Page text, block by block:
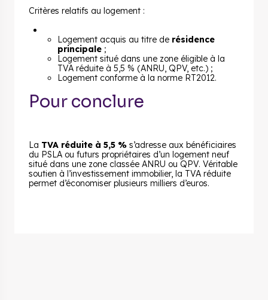
Critères relatifs au logement :
Logement acquis au titre de résidence
principale ;
Logement situé dans une zone éligible à la
TVA réduite à 5,5 % (ANRU, QPV, etc.) ;
Logement conforme à la norme RT2012.
Pour conclure
La TVA réduite à 5,5 % s’adresse aux bénéficiaires
du PSLA ou futurs propriétaires d’un logement neuf
situé dans une zone classée ANRU ou QPV. Véritable
soutien à l’investissement immobilier, la TVA réduite
permet d’économiser plusieurs milliers d’euros.